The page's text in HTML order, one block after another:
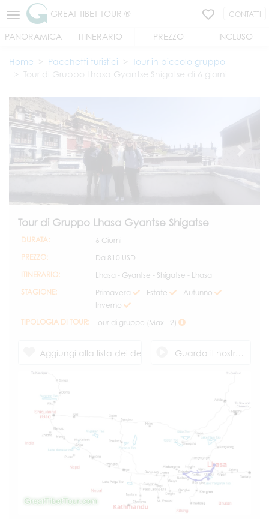
GREAT TIBET TOUR ® CONTATTI
PANORAMICA ITINERARIO PREZZO INCLUSO
Home Pacchetti turistici
Tour in piccolo gruppo
Tour di Gruppo Lhasa Gyantse Shigatse di 6 giorni
Tour di Gruppo Lhasa Gyantse Shigatse
DURATA:
6 Giorni
PREZZO:
Da 810 USD
ITINERARIO:
Lhasa - Gyantse - Shigatse - Lhasa
STAGIONE:
Primavera Estate
Autunno
Inverno
TIPOLOGIA DI TOUR:
Tour di gruppo (Max 12)
Aggiungi alla lista dei desideri Guarda il nostro video